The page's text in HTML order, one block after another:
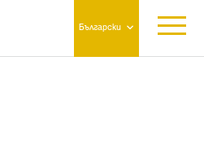
Български